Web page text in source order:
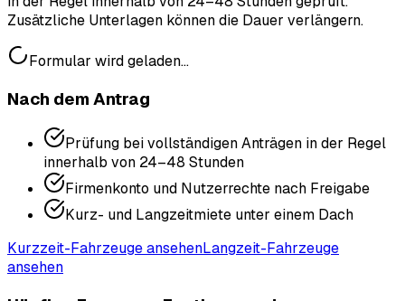
Zusätzliche Unterlagen können die Dauer verlängern.
Formular wird geladen...
Nach dem Antrag
Prüfung bei vollständigen Anträgen in der Regel
innerhalb von 24–48 Stunden
Firmenkonto und Nutzerrechte nach Freigabe
Kurz- und Langzeitmiete unter einem Dach
Kurzzeit-Fahrzeuge ansehenLangzeit-Fahrzeuge
ansehen